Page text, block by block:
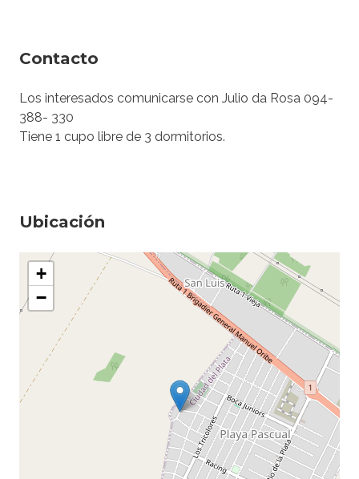
Contacto
Los interesados comunicarse con Julio da Rosa 094-
388- 330
Tiene 1 cupo libre de 3 dormitorios.
Ubicación
+
−